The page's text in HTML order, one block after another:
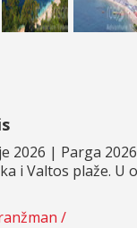
2026 | Parga
i Valtos plaže. U
/